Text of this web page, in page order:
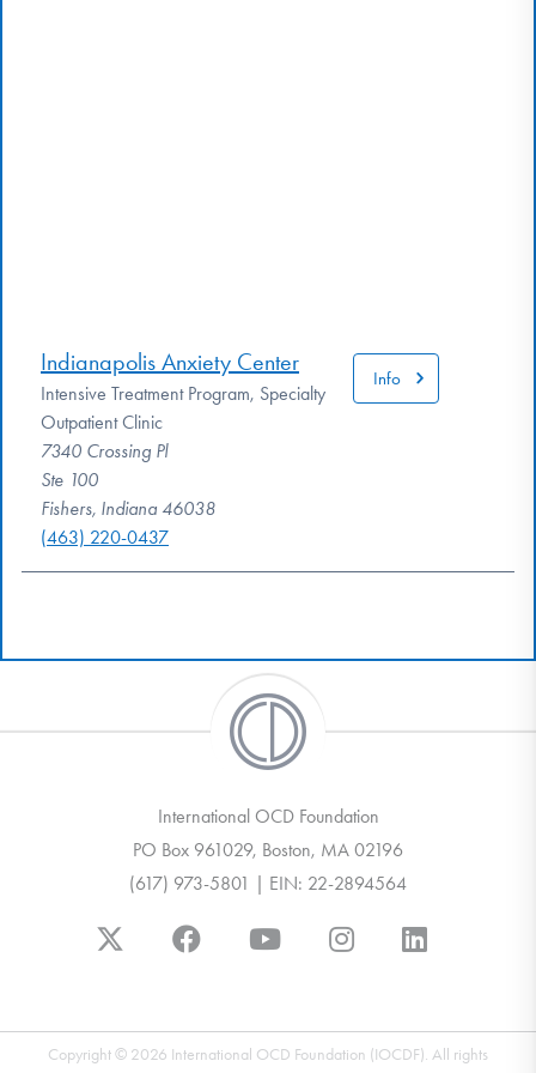
Indianapolis Anxiety Center
Intensive Treatment Program, Specialty
Outpatient Clinic
7340 Crossing Pl
Ste 100
Fishers, Indiana 46038
(463) 220-0437
Info
International OCD Foundation
PO Box 961029, Boston, MA 02196
(617) 973-5801 | EIN: 22-2894564
Copyright © 2026 International OCD Foundation (IOCDF). All rights